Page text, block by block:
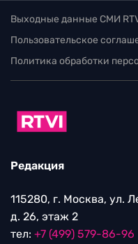
Выходные данные СМИ
Пользовательское
Политика обработки
Редакция
115280, г. Москва, ул.
д. 26, этаж 2
тел: +7 (499) 579-86-96